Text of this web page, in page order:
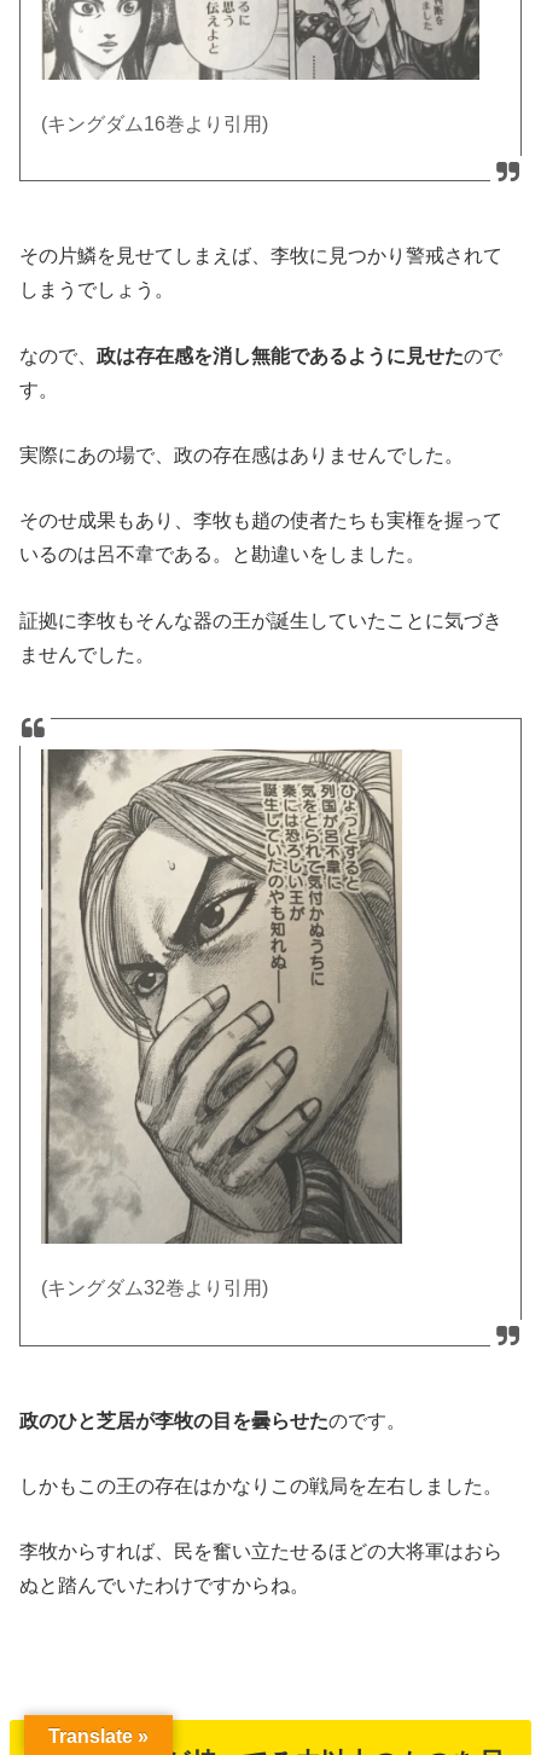
(キングダム16巻より引用)
その片鱗を見せてしまえば、李牧に見つかり警戒されて
しまうでしょう。
なので、政は存在感を消し無能であるように見せたので
す。
実際にあの場で、政の存在感はありませんでした。
そのせ成果もあり、李牧も趙の使者たちも実権を握って
いるのは呂不韋である。と勘違いをしました。
証拠に李牧もそんな器の王が誕生していたことに気づき
ませんでした。
(キングダム32巻より引用)
政のひと芝居が李牧の目を曇らせたのです。
しかもこの王の存在はかなりこの戦局を左右しました。
李牧からすれば、民を奮い立たせるほどの大将軍はおら
ぬと踏んでいたわけですからね。
Translate »